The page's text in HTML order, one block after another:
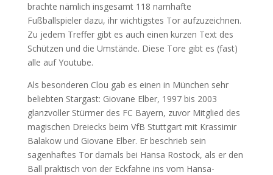
brachte nämlich insgesamt 118 namhafte
Fußballspieler dazu, ihr wichtigstes Tor aufzuzeichnen.
Zu jedem Treffer gibt es auch einen kurzen Text des
Schützen und die Umstände. Diese Tore gibt es (fast)
alle auf Youtube.
Als besonderen Clou gab es einen in München sehr
beliebten Stargast: Giovane Elber, 1997 bis 2003
glanzvoller Stürmer des FC Bayern, zuvor Mitglied des
magischen Dreiecks beim VfB Stuttgart mit Krassimir
Balakow und Giovane Elber. Er beschrieb sein
sagenhaftes Tor damals bei Hansa Rostock, als er den
Ball praktisch von der Eckfahne ins vom Hansa-